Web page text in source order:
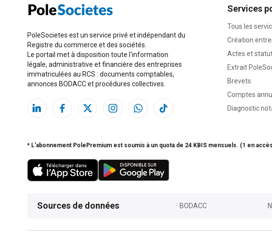
PoleSocietes est un service privé et indépendant du
Registre du commerce et des sociétés.
Le portail met à disposition toute l'information
légale, administrative et financière des entreprises
immatriculées au RCS : documents comptables,
annonces BODACC et procédures collectives.
Services
Tous les
Création
Actes et
Extrait
Brevets
Comptes
Diagnostic
* L'abonnement PolePremium est soumis à un quota de 24 KBIS mensuels. (1 en
Sources de données BODACC